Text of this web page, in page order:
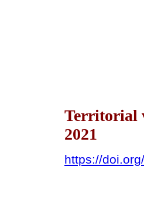
Territorial
2021
https://